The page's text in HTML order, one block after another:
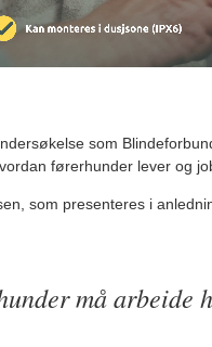
som
førerhunder lever og
som presenteres i
må arbeide